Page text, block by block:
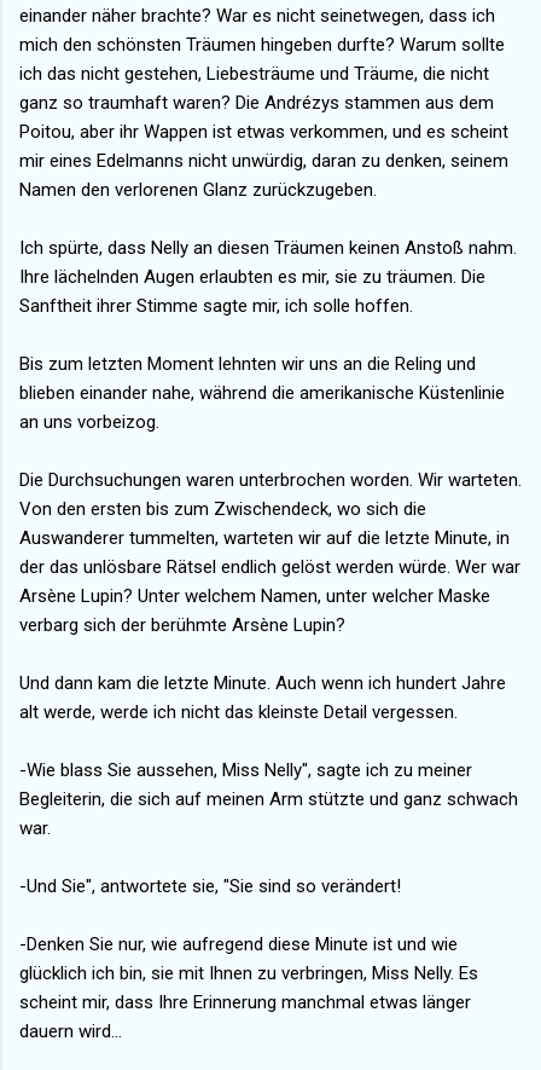
einander näher brachte? War es nicht seinetwegen, dass ich
mich den schönsten Träumen hingeben durfte? Warum sollte
ich das nicht gestehen, Liebesträume und Träume, die nicht
ganz so traumhaft waren? Die Andrézys stammen aus dem
Poitou, aber ihr Wappen ist etwas verkommen, und es scheint
mir eines Edelmanns nicht unwürdig, daran zu denken, seinem
Namen den verlorenen Glanz zurückzugeben.
Ich spürte, dass Nelly an diesen Träumen keinen Anstoß nahm.
Ihre lächelnden Augen erlaubten es mir, sie zu träumen. Die
Sanftheit ihrer Stimme sagte mir, ich solle hoffen.
Bis zum letzten Moment lehnten wir uns an die Reling und
blieben einander nahe, während die amerikanische Küstenlinie
an uns vorbeizog.
Die Durchsuchungen waren unterbrochen worden. Wir warteten.
Von den ersten bis zum Zwischendeck, wo sich die
Auswanderer tummelten, warteten wir auf die letzte Minute, in
der das unlösbare Rätsel endlich gelöst werden würde. Wer war
Arsène Lupin? Unter welchem Namen, unter welcher Maske
verbarg sich der berühmte Arsène Lupin?
Und dann kam die letzte Minute. Auch wenn ich hundert Jahre
alt werde, werde ich nicht das kleinste Detail vergessen.
-Wie blass Sie aussehen, Miss Nelly", sagte ich zu meiner
Begleiterin, die sich auf meinen Arm stützte und ganz schwach
war.
-Und Sie", antwortete sie, "Sie sind so verändert!
-Denken Sie nur, wie aufregend diese Minute ist und wie
glücklich ich bin, sie mit Ihnen zu verbringen, Miss Nelly. Es
scheint mir, dass Ihre Erinnerung manchmal etwas länger
dauern wird...